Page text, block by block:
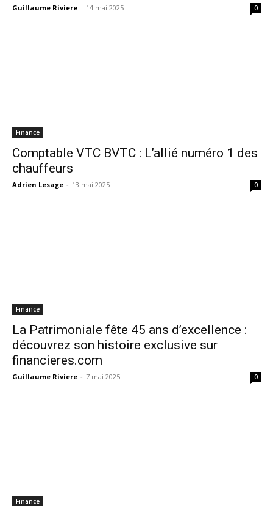
Guillaume Riviere - 14 mai 2025 0
Finance
Comptable VTC BVTC : L’allié numéro 1 des
chauffeurs
Adrien Lesage - 13 mai 2025 0
Finance
La Patrimoniale fête 45 ans d’excellence :
découvrez son histoire exclusive sur
financieres.com
Guillaume Riviere - 7 mai 2025 0
Finance